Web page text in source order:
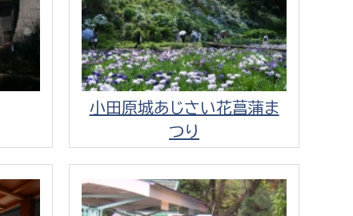
小田原城あじさい花菖蒲ま
つり